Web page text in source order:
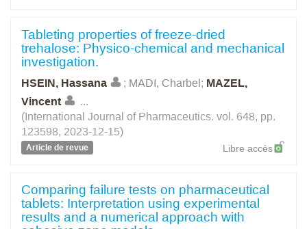
Tableting properties of freeze-dried
trehalose: Physico-chemical and mechanical
investigation.
HSEIN, Hassana ; MADI, Charbel ; MAZEL,
Vincent
...
(International Journal of Pharmaceutics. vol. 648, pp.
123598, 2023-12-15)
Article de revue Libre accès
Comparing failure tests on pharmaceutical
tablets: Interpretation using experimental
results and a numerical approach with